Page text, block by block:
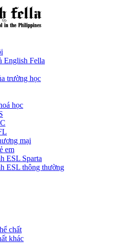
English Fella
trường học
học
mại
em
ESL Sparta
ESL thông thường
chất
khác